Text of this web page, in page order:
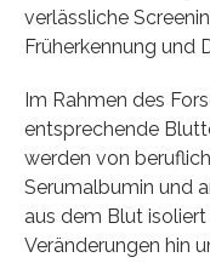
verlässliche
Früherkennung und
Im Rahmen des
entsprechende
werden von
Serumalbumin und
aus dem Blut
Veränderungen hin